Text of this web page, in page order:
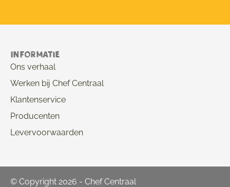
Informatie
Ons verhaal
Werken bij Chef Centraal
Klantenservice
Producenten
Levervoorwaarden
© Copyright 2026 - Chef Centraal